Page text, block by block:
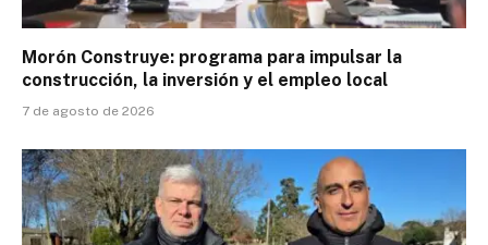
Morón Construye: programa para impulsar la
construcción, la inversión y el empleo local
7 de agosto de 2026